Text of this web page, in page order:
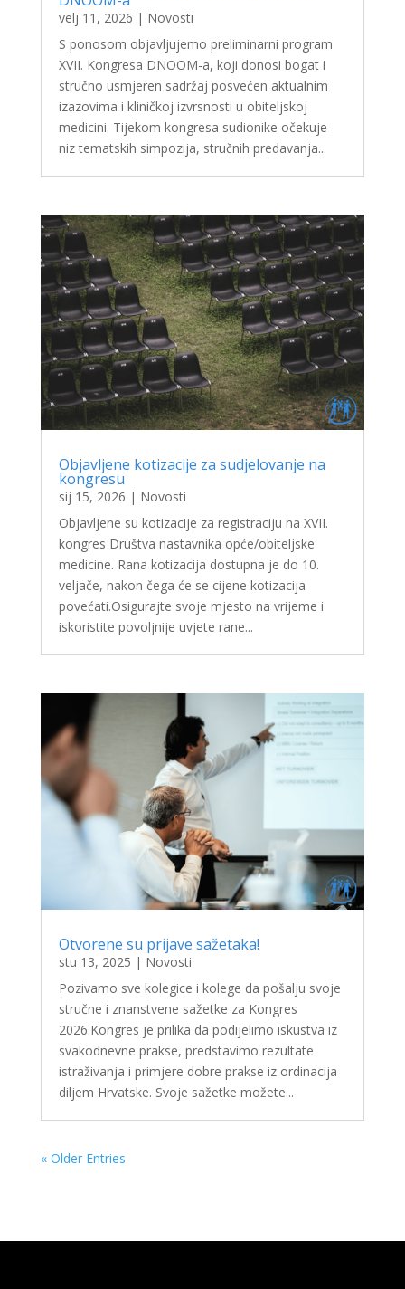
velj 11, 2026 | Novosti
S ponosom objavljujemo preliminarni program
XVII. Kongresa DNOOM-a, koji donosi bogat i
stručno usmjeren sadržaj posvećen aktualnim
izazovima i kliničkoj izvrsnosti u obiteljskoj
medicini. Tijekom kongresa sudionike očekuje
niz tematskih simpozija, stručnih predavanja...
Objavljene kotizacije za sudjelovanje na
kongresu
sij 15, 2026 | Novosti
Objavljene su kotizacije za registraciju na XVII.
kongres Društva nastavnika opće/obiteljske
medicine. Rana kotizacija dostupna je do 10.
veljače, nakon čega će se cijene kotizacija
povećati.Osigurajte svoje mjesto na vrijeme i
iskoristite povoljnije uvjete rane...
Otvorene su prijave sažetaka!
stu 13, 2025 | Novosti
Pozivamo sve kolegice i kolege da pošalju svoje
stručne i znanstvene sažetke za Kongres
2026.Kongres je prilika da podijelimo iskustva iz
svakodnevne prakse, predstavimo rezultate
istraživanja i primjere dobre prakse iz ordinacija
diljem Hrvatske. Svoje sažetke možete...
« Older Entries